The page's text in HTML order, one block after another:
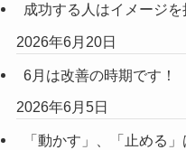
成功する人はイメージを
2026年6月20日
6月は改善の時期です！
2026年6月5日
「動かす」、「止める